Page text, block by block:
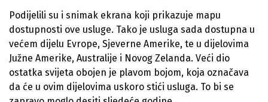
Podijelili su i snimak ekrana koji prikazuje mapu
dostupnosti ove usluge. Tako je usluga sada dostupna u
većem dijelu Evrope, Sjeverne Amerike, te u dijelovima
Južne Amerike, Australije i Novog Zelanda. Veći dio
ostatka svijeta obojen je plavom bojom, koja označava
da će u ovim dijelovima uskoro stići usluga. To bi se